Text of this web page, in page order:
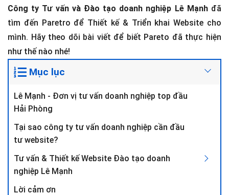
Công ty Tư vấn và Đào tạo doanh nghiệp Lê Mạnhđã
tìm đến Paretro để Thiết kế & Triển khai Website cho
mình. Hãy theo dõi bài viết để biết Pareto đã thực hiện
như thế nào nhé!
Mục lục
Lê Mạnh - Đơn vị tư vấn doanh nghiệp top đầu
Hải Phòng
Tại sao công ty tư vấn doanh nghiệp cần đầu
tư website?
Tư vấn & Thiết kế Website Đào tạo doanh
nghiệp Lê Mạnh
Lời cảm ơn